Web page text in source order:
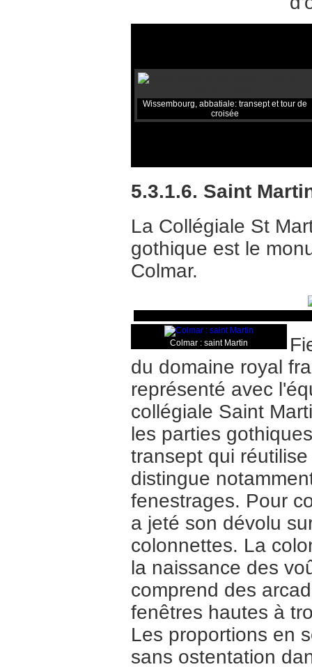
Wissembourg, abbatiale: transept et tour de
croisée
5.3.1.6. Saint
La Collégiale St
gothique est le
Colmar.
Colmar : saint Martin
du domaine royal
représenté avec
collégiale Saint
les parties
transept qui
distingue
fenestrages. Pour
a jeté son dévolu
colonnettes. La
la naissance des
comprend des
fenêtres hautes à
Les proportions en
sans ostentation